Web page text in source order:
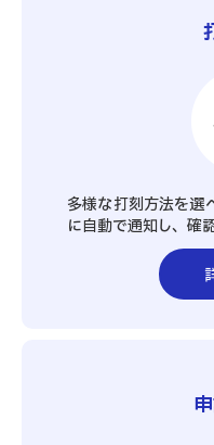
多様な打刻方法を選
に自動で通知し、確